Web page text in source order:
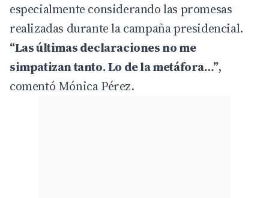
especialmente considerando las promesas
realizadas durante la campaña presidencial.
“Las últimas declaraciones no me
simpatizan tanto. Lo de la metáfora…”,
comentó Mónica Pérez.